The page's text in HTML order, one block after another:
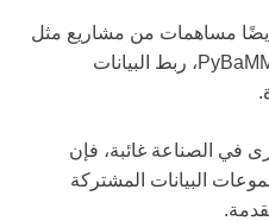
مساهمات من مشاريع مثل
PyProBE وأطر النمذجة مثل PyBaMM، ربط البيانات
في الصناعة غائبة، فإن
البيانات المشتركة